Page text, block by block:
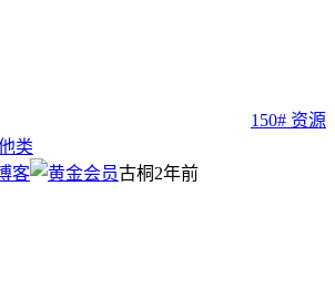
150# 资源
类
古桐2年前